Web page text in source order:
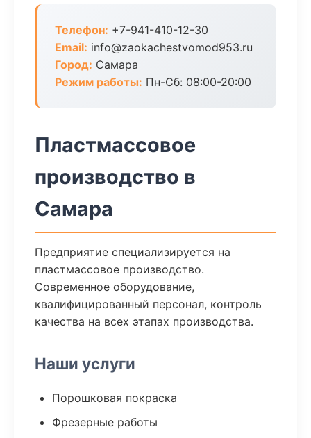
Телефон: +7-941-410-12-30
Email: info@zaokachestvomod953.ru
Город: Самара
Режим работы: Пн-Сб: 08:00-20:00
Пластмассовое
производство в
Самара
Предприятие специализируется на
пластмассовое производство.
Современное оборудование,
квалифицированный персонал, контроль
качества на всех этапах производства.
Наши услуги
Порошковая покраска
Фрезерные работы